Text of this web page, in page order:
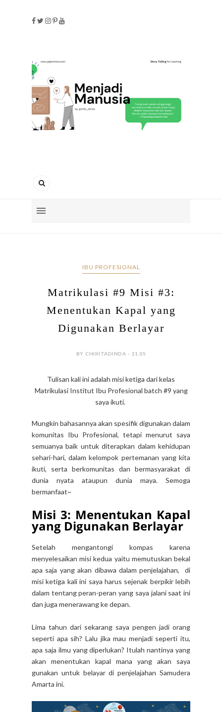
IBU PROFESIONAL
Matrikulasi #9 Misi #3:
Menentukan Kapal yang
Digunakan Berlayar
BY CHIKITADINDA - 21.05
Tulisan kali ini adalah misi ketiga dari kelas
Matrikulasi Institut Ibu Profesional batch #9 yang
saya ikuti.
Mungkin bahasannya akan spesifik digunakan dalam
komunitas Ibu Profesional, tetapi menurut saya
semuanya baik untuk diterapkan dalam kehidupan
sehari-hari, dalam kelompok pertemanan yang kita
ikuti, serta berkomunitas dan bermasyarakat di
dunia nyata ataupun dunia maya. Semoga
bermanfaat~
Misi 3: Menentukan Kapal
yang Digunakan Berlayar
Setelah mengantongi kompas karena
menyelesaikan misi kedua yaitu memutuskan bekal
apa saja yang akan dibawa dalam penjelajahan, di
misi ketiga kali ini saya harus sejenak berpikir lebih
dalam tentang peran-peran yang saya jalani saat ini
dan juga menerawang ke depan.
Lima tahun dari sekarang saya pengen jadi orang
seperti apa sih? Lalu jika mau menjadi seperti itu,
apa saja ilmu yang diperlukan? Itulah nantinya yang
akan menentukan kapal mana yang akan saya
gunakan untuk belayar di penjelajahan Samudera
Amarta ini.